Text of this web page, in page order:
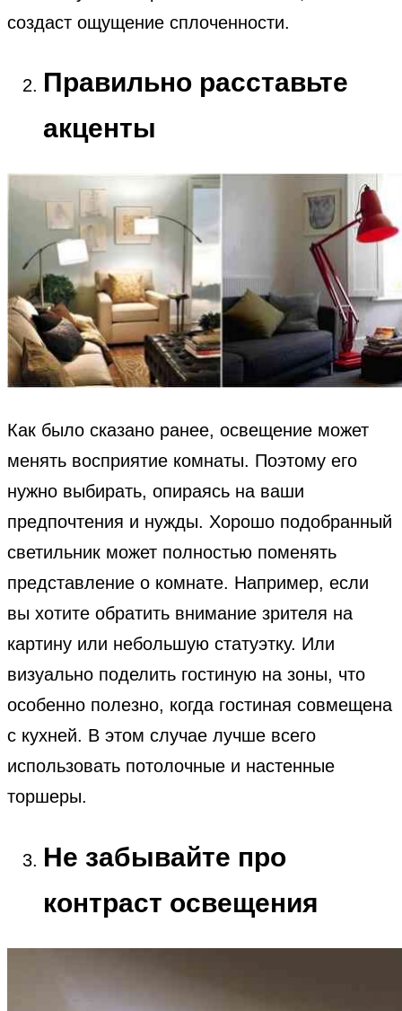
создаст ощущение сплоченности.
Правильно расставьте
акценты
Как было сказано ранее, освещение может
менять восприятие комнаты. Поэтому его
нужно выбирать, опираясь на ваши
предпочтения и нужды. Хорошо подобранный
светильник может полностью поменять
представление о комнате. Например, если
вы хотите обратить внимание зрителя на
картину или небольшую статуэтку. Или
визуально поделить гостиную на зоны, что
особенно полезно, когда гостиная совмещена
с кухней. В этом случае лучше всего
использовать потолочные и настенные
торшеры.
Не забывайте про
контраст освещения